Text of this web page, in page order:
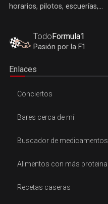
horarios, pilotos, escuerías,...
TodoFormula1
Pasión por la F1
Enlaces
Conciertos
Bares cerca de mí
Buscador de medicamentos
Alimentos con más proteina
Recetas caseras